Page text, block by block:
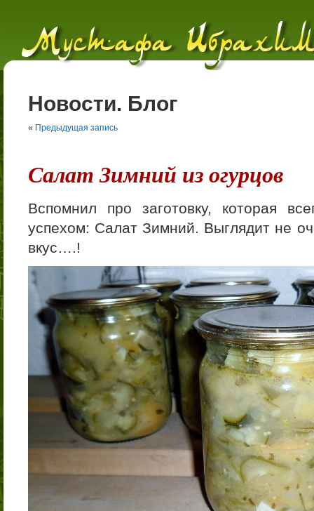
Новости. Блог
« Предыдущая запись
Салат Зимний из огурцов
Вспомнил про заготовку, которая
успехом: Салат Зимний. Выглядит не
вкус….!